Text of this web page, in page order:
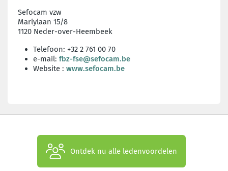
Sefocam vzw
Marlylaan 15/8
1120 Neder-over-Heembeek
Telefoon: +32 2 761 00 70
e-mail: fbz-fse@sefocam.be
Website : www.sefocam.be
Ontdek nu alle ledenvoordelen